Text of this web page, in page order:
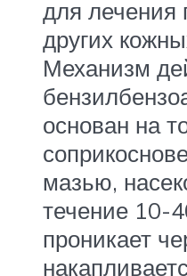
для лечения
других
Механизм
основан на
мазью,
течение 10-
проникает